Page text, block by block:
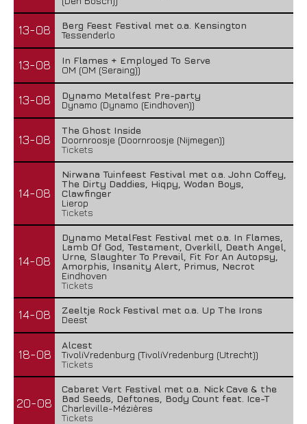
13-08
Berg Feest Festival met o.a. Kensington
Tessenderlo
13-08
In Flames + Employed To Serve
OM (OM (Seraing))
13-08
Dynamo Metalfest Pre-party
Dynamo (Dynamo (Eindhoven))
13-08
The Ghost Inside
Doornroosje (Doornroosje (Nijmegen))
Tickets
14-08
Nirwana Tuinfeest Festival met o.a. John Coffey,
The Dirty Daddies, Hiqpy, Wodan Boys,
Clawfinger
Lierop
Tickets
14-08
Dynamo MetalFest Festival met o.a. In Flames,
Lamb Of God, Testament, Overkill, Death Angel,
Urne, Slaughter To Prevail, Fit For An Autopsy,
Amorphis, Insanity Alert, Primus, Necrot
Eindhoven
Tickets
14-08
Zeeltje Rock Festival met o.a. Up The Irons
Deest
18-08
Alcest
TivoliVredenburg (TivoliVredenburg (Utrecht))
Tickets
20-08
Cabaret Vert Festival met o.a. Nick Cave & the
Bad Seeds, Deftones, Body Count feat. Ice-T
Charleville-Mézières
Tickets